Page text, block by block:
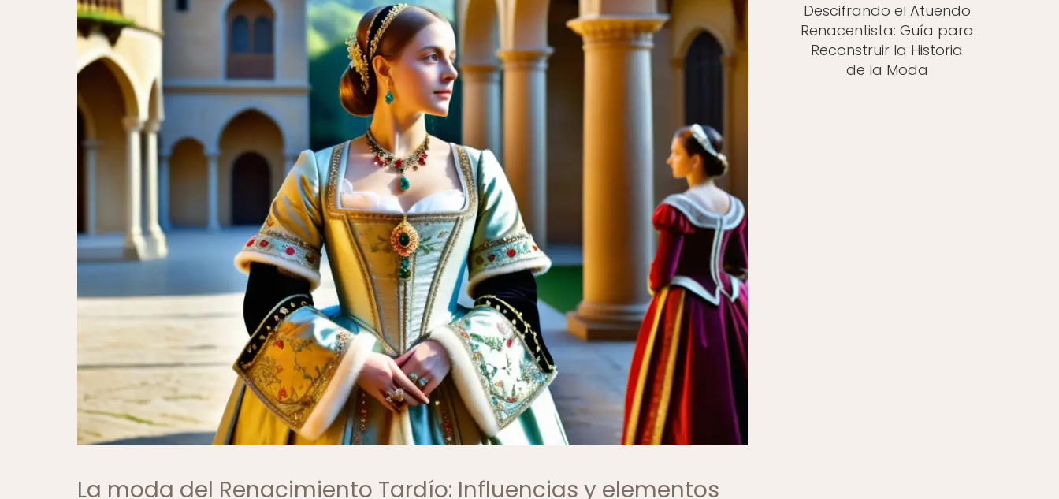
La moda del Renacimiento Tardío: Influencias y elementos
Descifrando el Atuendo
Renacentista: Guía para
Reconstruir la Historia
de la Moda